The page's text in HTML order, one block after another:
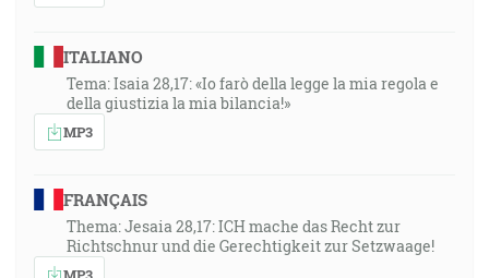
ITALIANO
Tema: Isaia 28,17: «Io farò della legge la mia regola e
della giustizia la mia bilancia!»
MP3
FRANÇAIS
Thema: Jesaia 28,17: ICH mache das Recht zur
Richtschnur und die Gerechtigkeit zur Setzwaage!